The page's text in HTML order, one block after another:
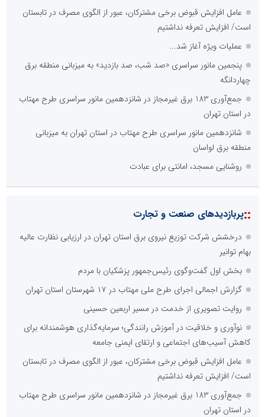
عامل افزایش قبوض برخی مشترکان، عبور از الگوی مصرف در تابستان
است/ افزایش تعرفه نداشتیم
عملیات ویژه آغاز شد...
پنجمین مانور سراسری «صد شب، صد بازدید» به میزبانی منطقه برق
چهاردانگه
جمع‌آوری 183 برق غیرمجاز در شانزدهمین مانور سراسری طرح مهتاب
در استان تهران
شانزدهمین مانور سراسری طرح مهتاب در استان تهران به میزبانی
منطقه برق لواسان
روشنایی مسجد، امانتی برای عبادت
::پربازدیدهای صنعت و تجارت
درخشش شرکت توزیع نیروی برق استان تهران در ارزیابی نظارت عالیه
بهام توانیر
بخش اول گفت‌وگوی رئیس‌جمهور پزشکیان با مردم
گزارش اجمالی اجرای طرح ملی مهتاب در ۱۷ شهرستان استان تهران
روایت تصویری از خدمت در مسیر اربعین حسینی
نوآوری و خلاقیت در آموزش رانندگی؛ سرمایه‌گذاری هوشمندانه برای
کاهش آسیب‌های اجتماعی و ارتقای ایمنی جامعه
عامل افزایش قبوض برخی مشترکان، عبور از الگوی مصرف در تابستان
است/ افزایش تعرفه نداشتیم
جمع‌آوری 183 برق غیرمجاز در شانزدهمین مانور سراسری طرح مهتاب
در استان تهران